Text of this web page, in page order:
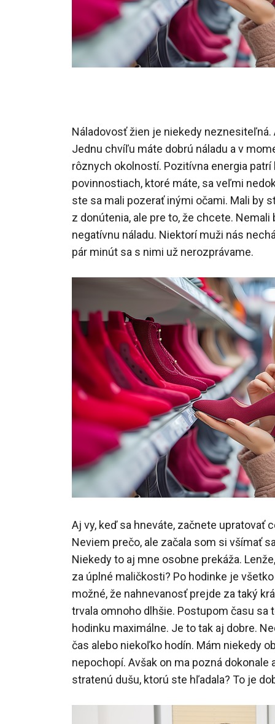
Náladovosť žien je niekedy
Jednu chvíľu máte dobrú náladu a v
rôznych okolností. Pozitívna energia
povinnostiach, ktoré máte, sa veľmi
ste sa mali pozerať inými očami. Mali by
z donútenia, ale pre to, že chcete.
negatívnu náladu. Niektorí muži nás
pár minút sa s nimi už nerozprávame.
Aj vy, keď sa hneváte, začnete upratovať
Neviem prečo, ale začala som si všímať
Niekedy to aj mne osobne prekáža.
za úplné maličkosti? Po hodinke je
možné, že nahnevanosť prejde za taký
trvala omnoho dlhšie. Postupom času sa
hodinku maximálne. Je to tak aj dobre.
čas alebo niekoľko hodín. Mám niekedy
nepochopí. Avšak on ma pozná
stratenú dušu, ktorú ste hľadala? To je